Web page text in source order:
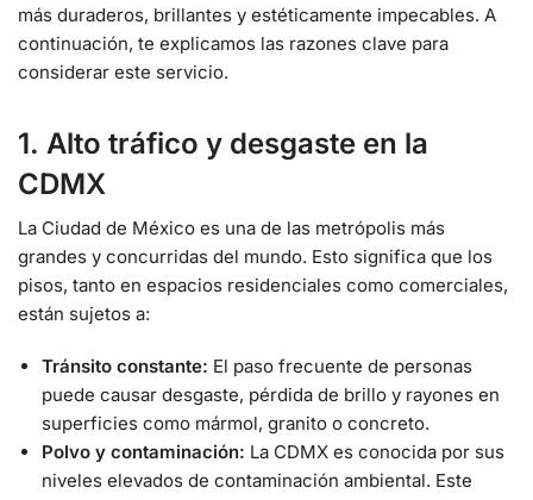
más duraderos, brillantes y estéticamente impecables. A
continuación, te explicamos las razones clave para
considerar este servicio.
1. Alto tráfico y desgaste en la
CDMX
La Ciudad de México es una de las metrópolis más
grandes y concurridas del mundo. Esto significa que los
pisos, tanto en espacios residenciales como comerciales,
están sujetos a:
Tránsito constante: El paso frecuente de personas
puede causar desgaste, pérdida de brillo y rayones en
superficies como mármol, granito o concreto.
Polvo y contaminación: La CDMX es conocida por sus
niveles elevados de contaminación ambiental. Este